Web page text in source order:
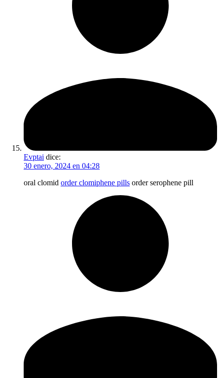
Evptai dice:
30 enero, 2024 en 04:28
oral clomid order clomiphene pills order serophene pill